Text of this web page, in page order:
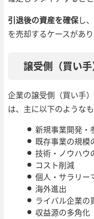
引退後の資産を確保し
を売却するケースがあり
譲受側（買い
企業の譲受側（買い手
は、主に以下のようなも
新規事業開発・
既存事業の規模
技術・ノウハウ
コスト削減
個人・サラリー
海外進出
ライバル企業の
収益源の多角化